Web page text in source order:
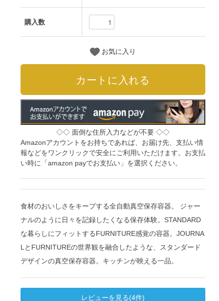
購入数
お気に入り
◇◇ 面倒な住所入力などが不要 ◇◇
Amazonアカウントをお持ちであれば、お届け先、支払い情
報などをワンクリックで安全にご利用いただけます。お支払
い時に「amazon payでお支払い」を選択ください。
食材のおいしさをキープする全自動真空保存容器。 ジャー
ナルのように日々を記録したくなる保存体験。STANDARD
な暮らしにフィットするFURNITURE感覚の容器。JOURNA
LとFURNITUREの世界観を融合したような、スタンダード
デザインの真空保存容器。キッチンが映える一品。
レビューを見る(4件)